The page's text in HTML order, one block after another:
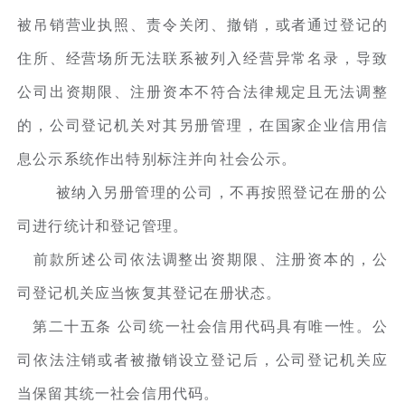
被吊销营业执照、责令关闭、撤销，或者通过登记的
住所、经营场所无法联系被列入经营异常名录，导致
公司出资期限、注册资本不符合法律规定且无法调整
的，公司登记机关对其另册管理，在国家企业信用信
息公示系统作出特别标注并向社会公示。
被纳入另册管理的公司，不再按照登记在册的公
司进行统计和登记管理。
前款所述公司依法调整出资期限、注册资本的，公
司登记机关应当恢复其登记在册状态。
第二十五条 公司统一社会信用代码具有唯一性。公
司依法注销或者被撤销设立登记后，公司登记机关应
当保留其统一社会信用代码。